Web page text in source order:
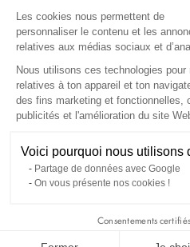
Lot de 3 Boxers Microfibre homme
Sonic Imprimé Comics | FREEGUN
28,90 € 39,90 €
Plateforme de
Les cookies nous permettent de
personnaliser le contenu et les
relatives aux médias sociaux et
Nous utilisons ces technologies
relatives à ton appareil et ton
des fins marketing et fonctionnelles,
publicités et l'amélioration du site
Voici pourquoi nous utilisons
Partage de données avec Google
On vous présente nos cookies !
Consentements
Axeptio